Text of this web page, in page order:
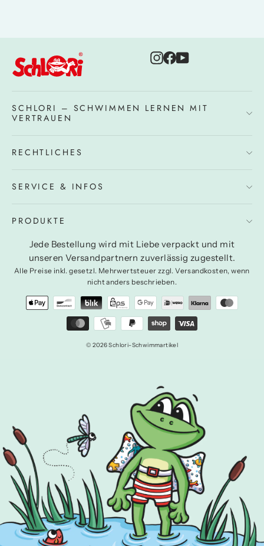
Instagram
Facebook
YouTube
SCHLORI – SCHWIMMEN LERNEN MIT
VERTRAUEN
RECHTLICHES
SERVICE & INFOS
PRODUKTE
Jede Bestellung wird mit Liebe verpackt und mit
unseren Versandpartnern zuverlässig zugestellt.
Alle Preise inkl. gesetzl. Mehrwertsteuer zzgl. Versandkosten, wenn
nicht anders beschrieben.
© 2026 Schlori-Schwimmartikel